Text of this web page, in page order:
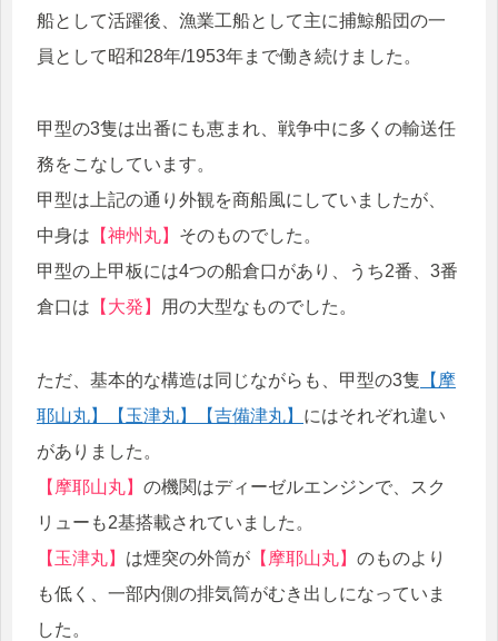
船として活躍後、漁業工船として主に捕鯨船団の一
員として昭和28年/1953年まで働き続けました。
甲型の3隻は出番にも恵まれ、戦争中に多くの輸送任
務をこなしています。
甲型は上記の通り外観を商船風にしていましたが、
中身は 【神州丸】 そのものでした。
甲型の上甲板には4つの船倉口があり、うち2番、3番
倉口は 【大発】 用の大型なものでした。
ただ、基本的な構造は同じながらも、甲型の3隻 【摩
耶山丸】
【玉津丸】 【吉備津丸】 にはそれぞれ違い
がありました。
【摩耶山丸】 の機関はディーゼルエンジンで、スク
リューも2基搭載されていました。
【玉津丸】 は煙突の外筒が 【摩耶山丸】 のものより
も低く、一部内側の排気筒がむき出しになっていま
した。